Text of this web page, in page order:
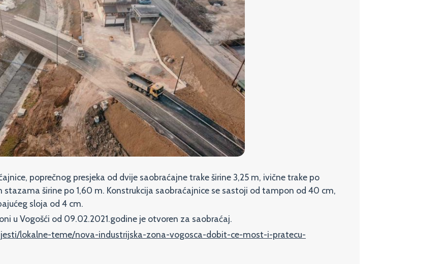
poprečnog presjeka od dvije saobraćajne trake širine 3,25 m, ivične trake po
širine po 1,60 m. Konstrukcija saobraćajnice se sastoji od tampon od 40 cm,
sloja od 4 cm.
u Vogošći od 09.02.2021.godine je otvoren za saobraćaj.
lokalne-teme/nova-industrijska-zona-vogosca-dobit-ce-most-i-pratecu-